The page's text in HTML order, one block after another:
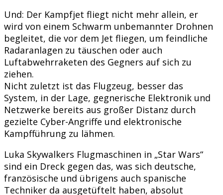
Und: Der Kampfjet fliegt nicht mehr allein, er
wird von einem Schwarm unbemannter Drohnen
begleitet, die vor dem Jet fliegen, um feindliche
Radaranlagen zu täuschen oder auch
Luftabwehrraketen des Gegners auf sich zu
ziehen.
Nicht zuletzt ist das Flugzeug, besser das
System, in der Lage, gegnerische Elektronik und
Netzwerke bereits aus großer Distanz durch
gezielte Cyber-Angriffe und elektronische
Kampfführung zu lähmen.
Luka Skywalkers Flugmaschinen in „Star Wars“
sind ein Dreck gegen das, was sich deutsche,
französische und übrigens auch spanische
Techniker da ausgetüftelt haben, absolut